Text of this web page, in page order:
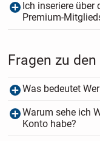
Ich inseriere
Premium-
Fragen zu
Was bedeutet
Warum sehe ich
Konto habe?